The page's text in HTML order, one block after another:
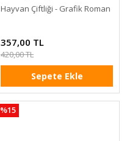
Hayvan Çiftliği - Grafik Roman
357,00 TL
420,00 TL
Sepete Ekle
%15